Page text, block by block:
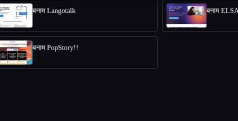
बनाम Langotalk बनाम
बनाम PopStory!!